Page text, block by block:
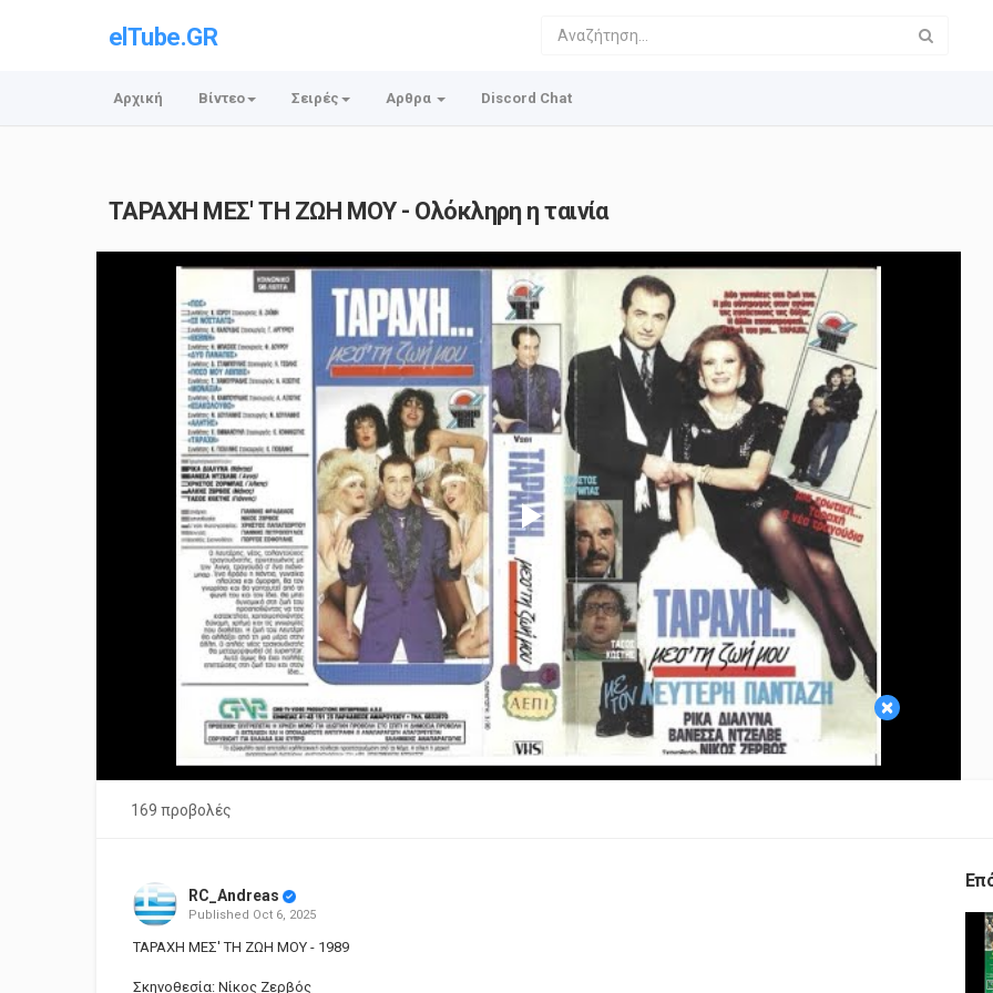
elTube.GR
Αρχική Βίντεο Σειρές Αρθρα Discord Chat
ΤΑΡΑΧΗ ΜΕΣ' ΤΗ ΖΩΗ ΜΟΥ - Ολόκληρη η ταινία
×
Play
Video
169 προβολές
RC_Andreas
Published Oct 6, 2025
ΤΑΡΑΧΗ ΜΕΣ' ΤΗ ΖΩΗ ΜΟΥ - 1989
Σκηνοθεσία: Νίκος Ζερβός